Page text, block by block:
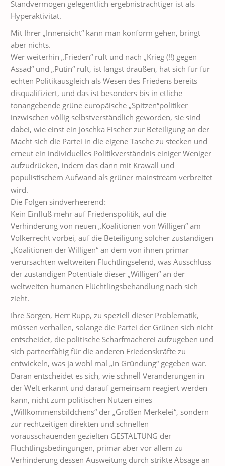
Standvermögen gelegentlich ergebnisträchtiger ist als
Hyperaktivität.
Mit Ihrer „Innensicht“ kann man konform gehen, bringt
aber nichts.
Wer weiterhin „Frieden“ ruft und nach „Krieg (!!) gegen
Assad“ und „Putin“ ruft, ist längst draußen, hat sich für für
echten Politikausgleich als Wesen des Friedens bereits
disqualifiziert, und das ist besonders bis in etliche
tonangebende grüne europäische „Spitzen“politiker
inzwischen völlig selbstverständlich geworden, sie sind
dabei, wie einst ein Joschka Fischer zur Beteiligung an der
Macht sich die Partei in die eigene Tasche zu stecken und
erneut ein individuelles Politikverständnis einiger Weniger
aufzudrücken, indem das dann mit Krawall und
populistischem Aufwand als grüner mainstream verbreitet
wird.
Die Folgen sindverheerend:
Kein Einfluß mehr auf Friedenspolitik, auf die
Verhinderung von neuen „Koalitionen von Willigen“ am
Völkerrecht vorbei, auf die Beteiligung solcher zuständigen
„Koalitionen der Willigen“ an dem von ihnen primär
verursachten weltweiten Flüchtlingselend, was Ausschluss
der zuständigen Potentiale dieser „Willigen“ an der
weltweiten humanen Flüchtlingsbehandlung nach sich
zieht.
Ihre Sorgen, Herr Rupp, zu speziell dieser Problematik,
müssen verhallen, solange die Partei der Grünen sich nicht
entscheidet, die politische Scharfmacherei aufzugeben und
sich partnerfähig für die anderen Friedenskräfte zu
entwickeln, was ja wohl mal „in Gründung“ gegeben war.
Daran entscheidet es sich, wie schnell Veränderungen in
der Welt erkannt und darauf gemeinsam reagiert werden
kann, nicht zum politischen Nutzen eines
„Willkommensbildchens“ der „Großen Merkelei“, sondern
zur rechtzeitigen direkten und schnellen
vorausschauenden gezielten GESTALTUNG der
Flüchtlingsbedingungen, primär aber vor allem zu
Verhinderung dessen Ausweitung durch strikte Absage an